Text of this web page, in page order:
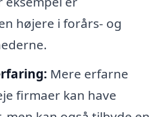
højere i forårs- og
Mere erfarne
firmaer kan have